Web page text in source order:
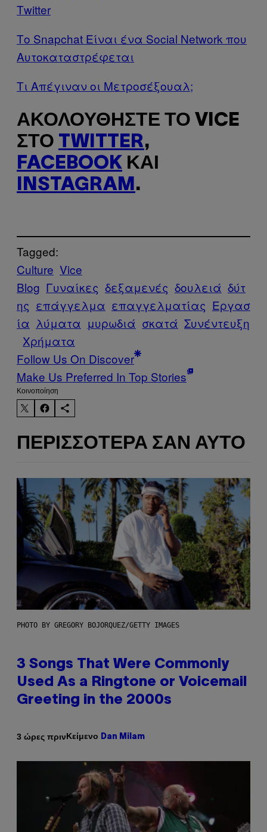
Τwitter
Το Snapchat Είναι ένα Social Network που
Aυτοκαταστρέφεται
Τι Απέγιναν οι Mετροσέξουαλ;
ΑΚΟΛΟΥΘΉΣΤΕ ΤΟ VICE
ΣΤΟ TWITTER,
FACEBOOK ΚΑΙ
INSTAGRAM .
Tagged:
Culture Vice
Blog Γυναίκες δεξαμενές δουλειά δύτ
ης επάγγελμα επαγγελματίας Εργασ
ία λύματα μυρωδιά σκατά Συνέντευξη
Χρήματα
Follow Us On Discover
Make Us Preferred In Top Stories
Kοινοποίηση
ΠΕΡΙΣΣΌΤΕΡΑ ΣΑΝ ΑΥΤΌ
PHOTO BY GREGORY BOJORQUEZ/GETTY IMAGES
3 Songs That Were Commonly
Used As a Ringtone or Voicemail
Greeting in the 2000s
3 ώρες πρινΚείμενο Dan Milam